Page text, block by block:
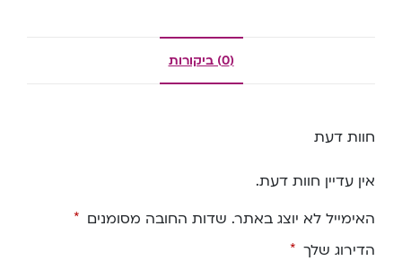
(0) ביקורות
חוות דעת
אין עדיין חוות דעת.
האימייל לא יוצג באתר. שדות החובה מסומנים *
הדירוג שלך *